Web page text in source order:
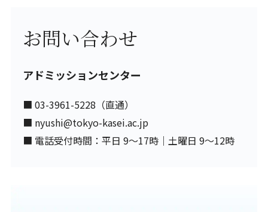
お問い合わせ
アドミッションセンター
■ 03-3961-5228（直通）
■ nyushi@tokyo-kasei.ac.jp
■ 電話受付時間：平日 9～17時｜土曜日 9～12時